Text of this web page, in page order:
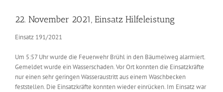
Bild
22. November 2021, Einsatz Hilfeleistung
Einsatz 191/2021
Um 5:57 Uhr wurde die Feuerwehr Brühl in den Bäumelweg alarmiert.
Gemeldet wurde ein Wasserschaden. Vor Ort konnten die Einsatzkräfte
nur einen sehr geringen Wasseraustritt aus einem Waschbecken
feststellen. Die Einsatzkräfte konnten wieder einrücken. Im Einsatz war